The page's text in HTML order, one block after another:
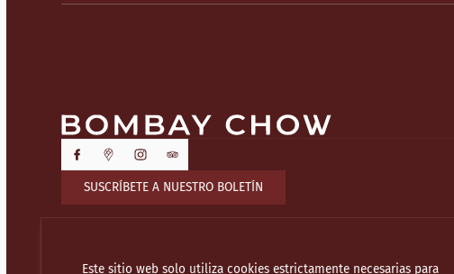
SUSCRÍBETE A NUESTRO BOLETÍN
Este sitio web solo utiliza cookies estrictamente necesarias para